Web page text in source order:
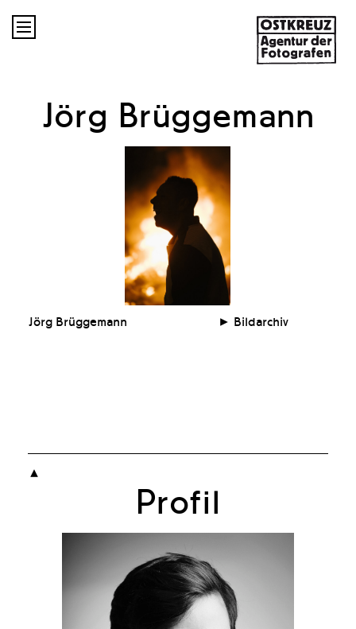

Jörg Brüggemann
Jörg Brüggemann  Bildarchiv

Profil